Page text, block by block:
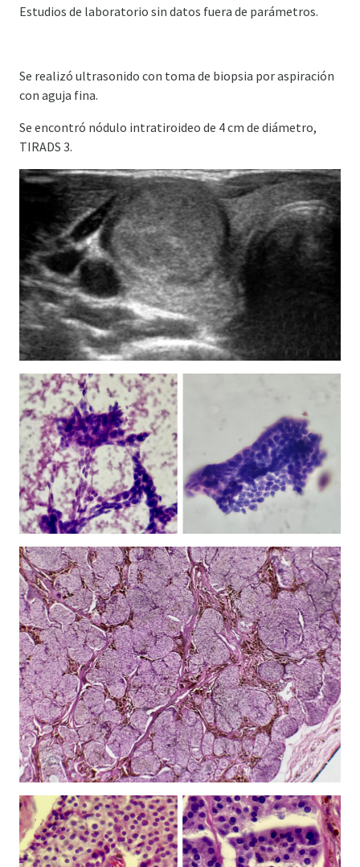
Estudios de laboratorio sin datos fuera de parámetros.
Se realizó ultrasonido con toma de biopsia por aspiración
con aguja fina.
Se encontró nódulo intratiroideo de 4 cm de diámetro,
TIRADS 3.